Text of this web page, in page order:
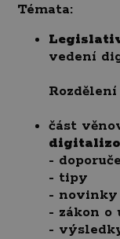
Témata:
vedení
část
-
- tipy
-
- zákon
-